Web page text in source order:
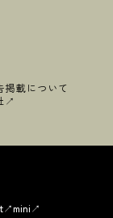
掲載について
mini